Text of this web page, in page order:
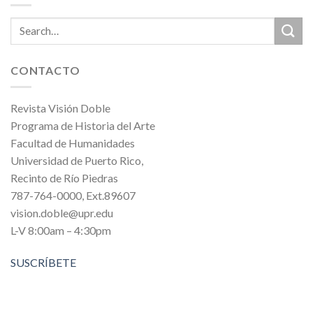
CONTACTO
Revista Visión Doble
Programa de Historia del Arte
Facultad de Humanidades
Universidad de Puerto Rico,
Recinto de Río Piedras
787-764-0000, Ext.89607
vision.doble@upr.edu
L-V 8:00am – 4:30pm
SUSCRÍBETE